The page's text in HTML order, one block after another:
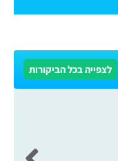
לצפייה בכל הביקורות